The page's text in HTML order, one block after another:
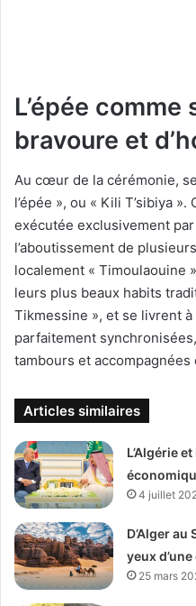
L’épée
bravoure et
Au cœur de la cérémonie,
l’épée », ou « Kili T’sibiya
exécutée exclusivement
l’aboutissement de
localement « Timoulaouine
leurs plus beaux habits
Tikmessine », et se livrent
parfaitement
tambours et
Articles similaires
L’Algérie
4 juillet
D’Alger au
yeux
25 mars